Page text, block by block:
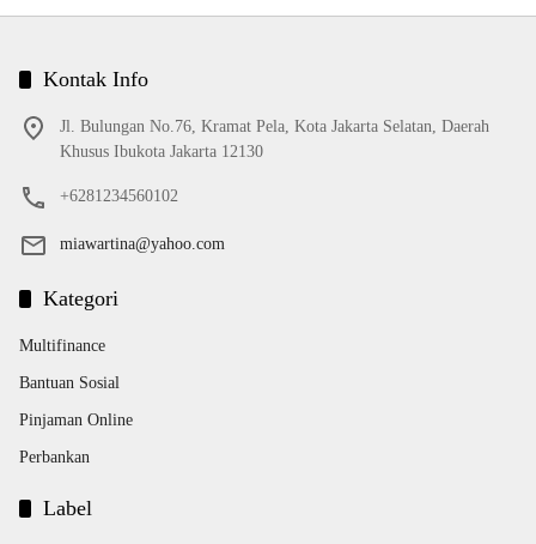
Kontak Info
Jl. Bulungan No.76, Kramat Pela, Kota Jakarta Selatan, Daerah
Khusus Ibukota Jakarta 12130
+6281234560102
miawartina@yahoo.com
Kategori
Multifinance
Bantuan Sosial
Pinjaman Online
Perbankan
Label